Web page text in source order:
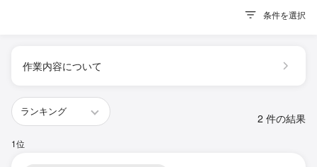
条件を選択
作業内容について
2 件の結果
1位